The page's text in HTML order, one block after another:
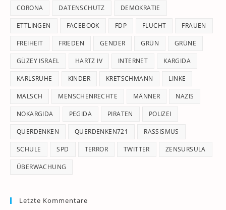
CORONA DATENSCHUTZ DEMOKRATIE
ETTLINGEN FACEBOOK FDP FLUCHT FRAUEN
FREIHEIT FRIEDEN GENDER GRÜN GRÜNE
GÜZEY ISRAEL HARTZ IV INTERNET KARGIDA
KARLSRUHE KINDER KRETSCHMANN LINKE
MALSCH MENSCHENRECHTE MÄNNER NAZIS
NOKARGIDA PEGIDA PIRATEN POLIZEI
QUERDENKEN QUERDENKEN721 RASSISMUS
SCHULE SPD TERROR TWITTER ZENSURSULA
ÜBERWACHUNG
Letzte Kommentare